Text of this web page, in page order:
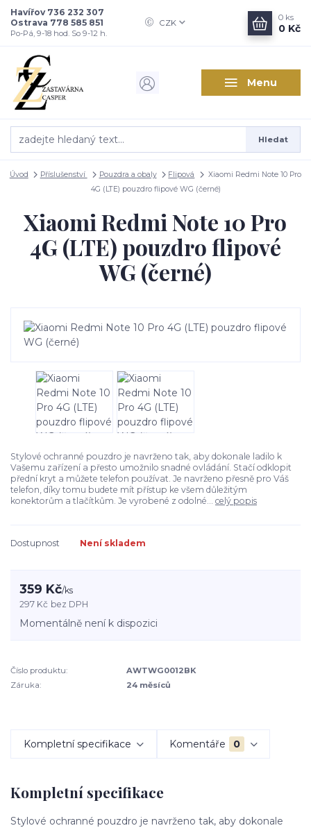
Menu
CZK
Hledat
Havířov 736 232 307
Ostrava 778 585 851
Po-Pá, 9-18 hod. So 9-12 h.
0 ks
0 Kč
Úvod Příslušenství Pouzdra a obaly Flipová
Xiaomi Redmi Note 10 Pro
4G (LTE) pouzdro flipové WG (černé)
Xiaomi Redmi Note 10 Pro
4G (LTE) pouzdro flipové
WG (černé)
Stylové ochranné pouzdro je navrženo tak, aby dokonale ladilo k
Vašemu zařízení a přesto umožnilo snadné ovládání. Stačí odklopit
přední kryt a můžete telefon používat. Je navrženo přesně pro Váš
telefon, díky tomu budete mít přístup ke všem důležitým
konektorům a tlačítkům. Je vyrobené z odolné... celý popis
Dostupnost Není skladem
359 Kč/ks
297 Kč bez DPH
Momentálně není k dispozici
Číslo produktu:
AWTWG0012BK
Záruka:
24 měsíců
Kompletní specifikace Komentáře 0
Kompletní specifikace
Stylové ochranné pouzdro je navrženo tak, aby dokonale